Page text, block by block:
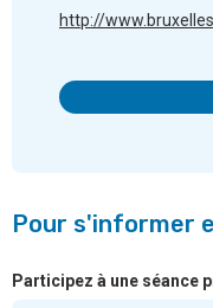
http://
Pour s'informer
Participez à une séance